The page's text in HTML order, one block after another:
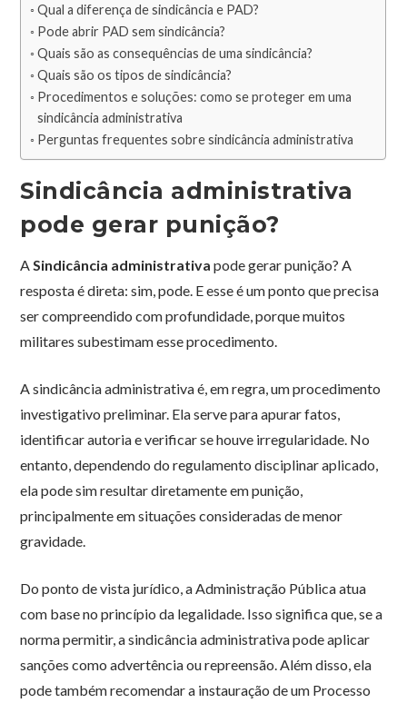
Qual a diferença de sindicância e PAD?
Pode abrir PAD sem sindicância?
Quais são as consequências de uma sindicância?
Quais são os tipos de sindicância?
Procedimentos e soluções: como se proteger em uma
sindicância administrativa
Perguntas frequentes sobre sindicância administrativa
Sindicância administrativa
pode gerar punição?
A Sindicância administrativa pode gerar punição? A
resposta é direta: sim, pode. E esse é um ponto que precisa
ser compreendido com profundidade, porque muitos
militares subestimam esse procedimento.
A sindicância administrativa é, em regra, um procedimento
investigativo preliminar. Ela serve para apurar fatos,
identificar autoria e verificar se houve irregularidade. No
entanto, dependendo do regulamento disciplinar aplicado,
ela pode sim resultar diretamente em punição,
principalmente em situações consideradas de menor
gravidade.
Do ponto de vista jurídico, a Administração Pública atua
com base no princípio da legalidade. Isso significa que, se a
norma permitir, a sindicância administrativa pode aplicar
sanções como advertência ou repreensão. Além disso, ela
pode também recomendar a instauração de um Processo